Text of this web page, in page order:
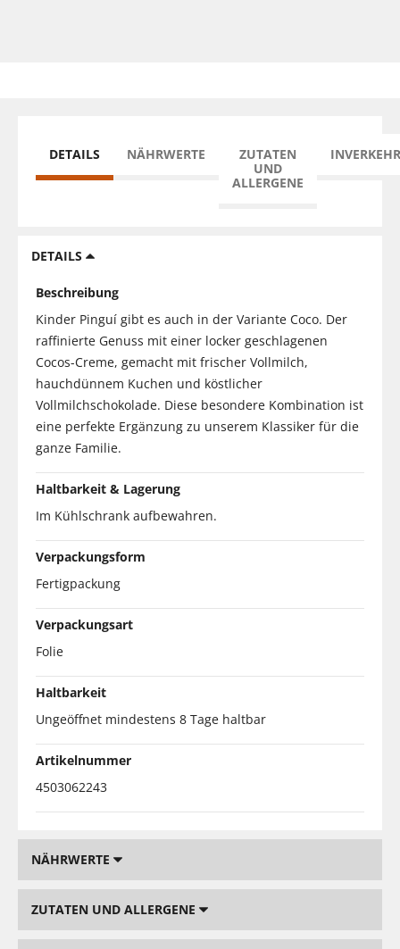
DETAILS NÄHRWERTE
ZUTATEN
UND
ALLERGENE
DETAILS
Beschreibung
Kinder Pinguí gibt es auch in der Variante Coco. Der
raffinierte Genuss mit einer locker geschlagenen
Cocos-Creme, gemacht mit frischer Vollmilch,
hauchdünnem Kuchen und köstlicher
Vollmilchschokolade. Diese besondere Kombination ist
eine perfekte Ergänzung zu unserem Klassiker für die
ganze Familie.
Haltbarkeit & Lagerung
Im Kühlschrank aufbewahren.
Verpackungsform
Fertigpackung
Verpackungsart
Folie
Haltbarkeit
Ungeöffnet mindestens 8 Tage haltbar
Artikelnummer
4503062243
NÄHRWERTE
ZUTATEN UND ALLERGENE